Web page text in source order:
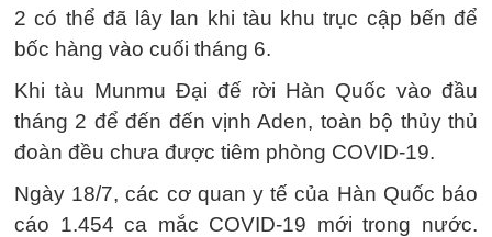
2 có thể đã lây lan khi tàu khu trục cập bến để
bốc hàng vào cuối tháng 6.
Khi tàu Munmu Đại đế rời Hàn Quốc vào đầu
tháng 2 để đến đến vịnh Aden, toàn bộ thủy thủ
đoàn đều chưa được tiêm phòng COVID-19.
Ngày 18/7, các cơ quan y tế của Hàn Quốc báo
cáo 1.454 ca mắc COVID-19 mới trong nước.